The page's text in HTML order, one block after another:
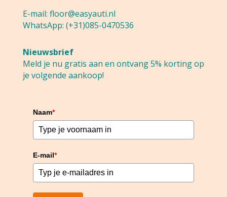
E-mail: floor@easyauti.nl
WhatsApp: (+31)085-0470536
Nieuwsbrief
Meld je nu gratis aan en ontvang 5% korting op
je volgende aankoop!
Naam*
E-mail*